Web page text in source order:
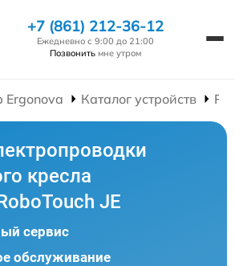
+7 (861) 212-36-12
Ежедневно с 9:00 до 21:00
Позвонить мне утром
Ergonova Каталог устройств
кресла
JE
сервис
обслуживание